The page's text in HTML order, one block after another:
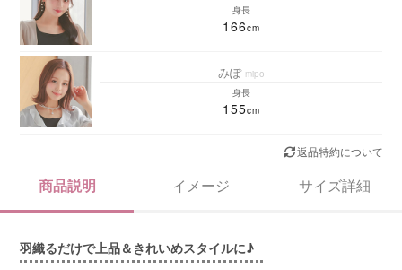
身長
166
みぽ mipo
身長
155
返品特約について
商品説明 イメージ サイズ詳細
羽織るだけで上品＆きれいめスタイルに♪